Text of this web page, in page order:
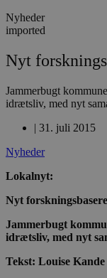
Nyheder
imported
Nyt
Jammerbugt
idrætsliv, med nyt
| 31. juli 2015
Nyheder
Lokalnyt:
Nyt
Jammerbugt
idrætsliv, med nyt
Tekst: Louise Kande